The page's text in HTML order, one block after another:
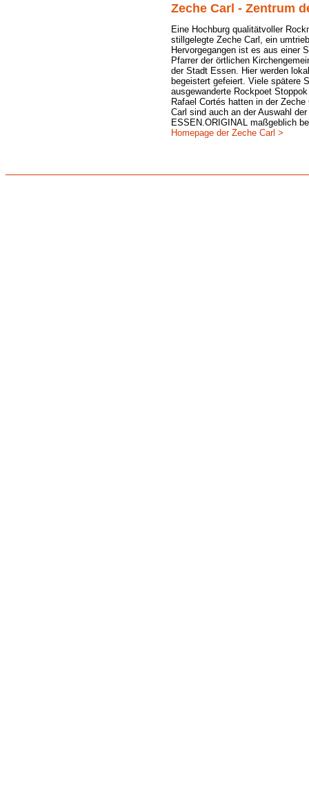
Zeche Carl - Zentrum
Eine Hochburg qualitätvoller
stillgelegte Zeche Carl, ein
Hervorgegangen ist es aus einer
Pfarrer der örtlichen
der Stadt Essen. Hier werden
begeistert gefeiert. Viele spätere
ausgewanderte Rockpoet
Rafael Cortés hatten in der
Carl sind auch an der Auswahl
ESSEN.ORIGINAL maßgeblich
Homepage der Zeche Carl >